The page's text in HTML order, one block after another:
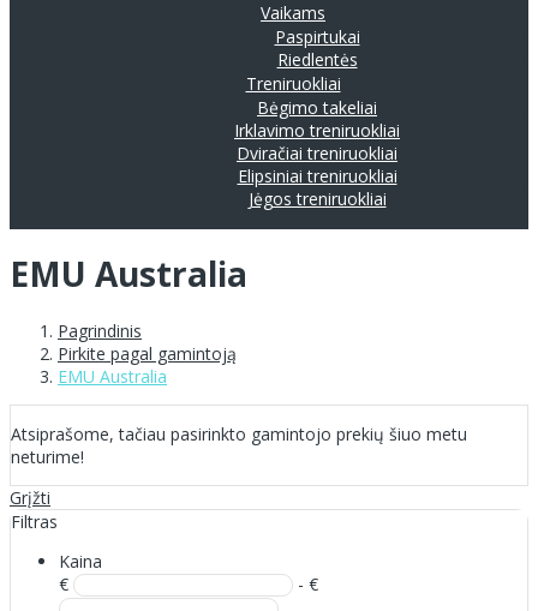
Vaikams
Paspirtukai
Riedlentės
Treniruokliai
Bėgimo takeliai
Irklavimo treniruokliai
Dviračiai treniruokliai
Elipsiniai treniruokliai
Jėgos treniruokliai
EMU Australia
Pagrindinis
Pirkite pagal gamintoją
EMU Australia
Atsiprašome, tačiau pasirinkto gamintojo prekių šiuo metu
neturime!
Grįžti
Filtras
Kaina
€
- €